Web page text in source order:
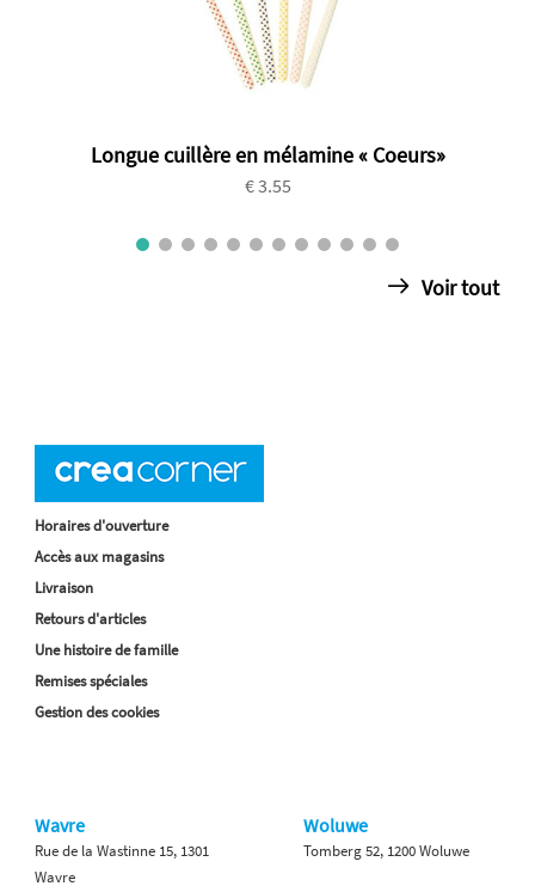
Longue cuillère en mélamine « Coeurs»
€ 3.55
Voir tout
Horaires d'ouverture
Accès aux magasins
Livraison
Retours d'articles
Une histoire de famille
Remises spéciales
Gestion des cookies
Wavre
Rue de la Wastinne 15, 1301
Wavre
Woluwe
Tomberg 52, 1200 Woluwe